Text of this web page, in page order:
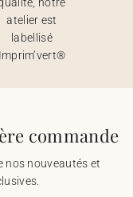
atelier est
labellisé
Imprim’vert®
commande
nos nouveautés et